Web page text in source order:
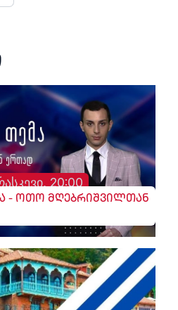
20:00
- ოთო მღებრიშვილთან